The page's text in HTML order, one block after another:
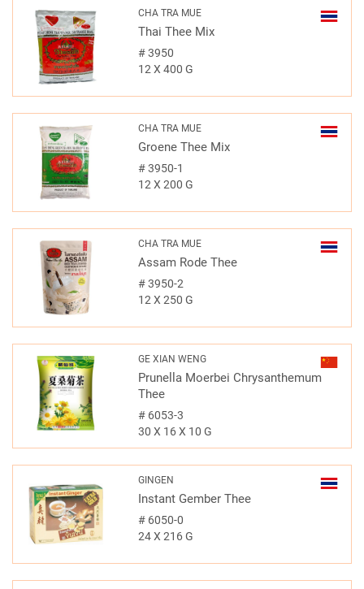
CHA TRA MUE
Thai Thee Mix
#3950
12 X 400 G
CHA TRA MUE
Groene Thee Mix
#3950-1
12 X 200 G
CHA TRA MUE
Assam Rode Thee
#3950-2
12 X 250 G
GE XIAN WENG
Prunella Moerbei Chrysanthemum
Thee
#6053-3
30 X 16 X 10 G
GINGEN
Instant Gember Thee
#6050-0
24 X 216 G